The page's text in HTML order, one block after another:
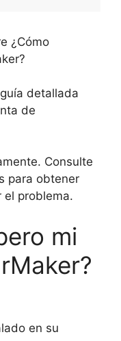
¿Cómo
detallada
de
Consulte
para obtener
el problema.
mi
en su